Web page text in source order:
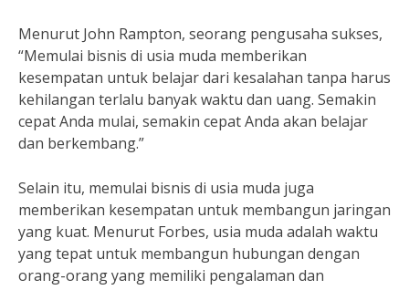
Menurut John Rampton, seorang pengusaha sukses,
“Memulai bisnis di usia muda memberikan
kesempatan untuk belajar dari kesalahan tanpa harus
kehilangan terlalu banyak waktu dan uang. Semakin
cepat Anda mulai, semakin cepat Anda akan belajar
dan berkembang.”
Selain itu, memulai bisnis di usia muda juga
memberikan kesempatan untuk membangun jaringan
yang kuat. Menurut Forbes, usia muda adalah waktu
yang tepat untuk membangun hubungan dengan
orang-orang yang memiliki pengalaman dan